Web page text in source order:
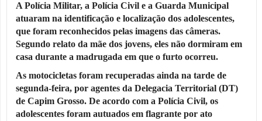
A Polícia Militar, a Polícia Civil e a Guarda Municipal
atuaram na identificação e localização dos adolescentes,
que foram reconhecidos pelas imagens das câmeras.
Segundo relato da mãe dos jovens, eles não dormiram em
casa durante a madrugada em que o furto ocorreu.
As motocicletas foram recuperadas ainda na tarde de
segunda-feira, por agentes da Delegacia Territorial (DT)
de Capim Grosso. De acordo com a Polícia Civil, os
adolescentes foram autuados em flagrante por ato